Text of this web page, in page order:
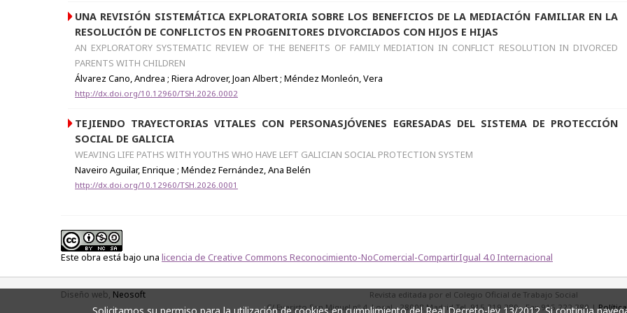
Solicitamos su permiso para la utilización de cookies en cumplimiento del Real Decreto-ley 13/2012. Si continúa
UNA REVISIÓN SISTEMÁTICA EXPLORATORIA SOBRE LOS BENEFICIOS DE LA MEDIACIÓN FAMILIAR EN LA
RESOLUCIÓN DE CONFLICTOS EN PROGENITORES DIVORCIADOS CON HIJOS E HIJAS
AN EXPLORATORY SYSTEMATIC REVIEW OF THE BENEFITS OF FAMILY MEDIATION IN CONFLICT RESOLUTION IN DIVORCED
PARENTS WITH CHILDREN
Álvarez Cano, Andrea ; Riera Adrover, Joan Albert ; Méndez Monleón, Vera
http://dx.doi.org/10.12960/TSH.2026.0002
TEJIENDO TRAYECTORIAS VITALES CON PERSONASJÓVENES EGRESADAS DEL SISTEMA DE PROTECCIÓN
SOCIAL DE GALICIA
WEAVING LIFE PATHS WITH YOUTHS WHO HAVE LEFT GALICIAN SOCIAL PROTECTION SYSTEM
Naveiro Aguilar, Enrique ; Méndez Fernández, Ana Belén
http://dx.doi.org/10.12960/TSH.2026.0001
Este obra está bajo una licencia de Creative Commons Reconocimiento-NoComercial-CompartirIgual 4.0 Internacional
Diseño web, Neosoft
Revista editada por el Colegio Oficial de Trabajo Social
C/ Evaristo San Miguel nº 4, Local - 28008 Madrid Tel. 915 219 280 - Fax 915 222 380 |
TOP